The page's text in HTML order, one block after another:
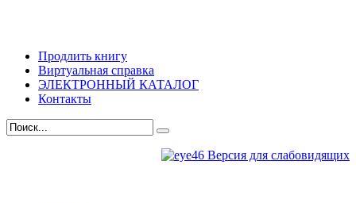
Продлить книгу
Виртуальная справка
ЭЛЕКТРОННЫЙ КАТАЛОГ
Контакты
Версия для слабовидящих